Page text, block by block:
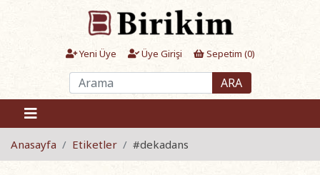
Yeni Üye Üye Girişi Sepetim (0)
ARA
Anasayfa Etiketler #dekadans